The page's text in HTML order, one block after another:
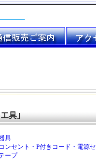
具
ンセント・P付きコード・電源
ープ